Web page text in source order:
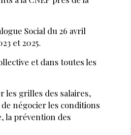
PROFESSIONNELS DE LA BEAUTÉ ET DU
- EVÈNEMENTS
BEAUTÉ